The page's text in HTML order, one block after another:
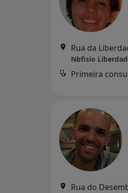
Rua da
Nbfisio
Primeira
Rua do